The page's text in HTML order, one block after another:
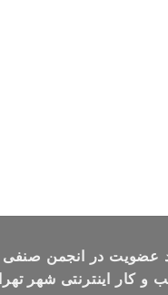
عضویت در انجمن صنفی
و کار اینترنتی شهر